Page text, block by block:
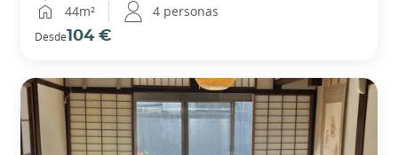
44m²
4 personas
Desde104 €